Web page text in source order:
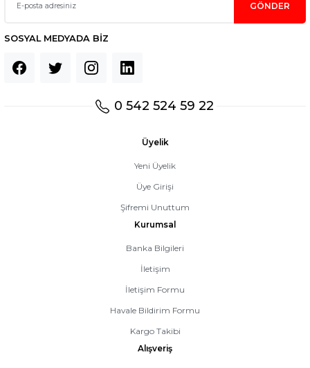
GÖNDER
SOSYAL MEDYADA BİZ
0 542 524 59 22
Üyelik
Yeni Üyelik
Üye Girişi
Şifremi Unuttum
Kurumsal
Banka Bilgileri
İletişim
İletişim Formu
Havale Bildirim Formu
Kargo Takibi
Alışveriş